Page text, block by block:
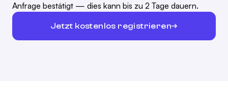
Anfrage bestätigt — dies kann bis zu 2 Tage dauern.
Jetzt kostenlos registrieren